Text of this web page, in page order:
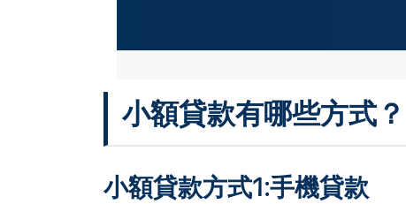
小額貸款有哪些方式？
小額貸款方式1:手機貸款